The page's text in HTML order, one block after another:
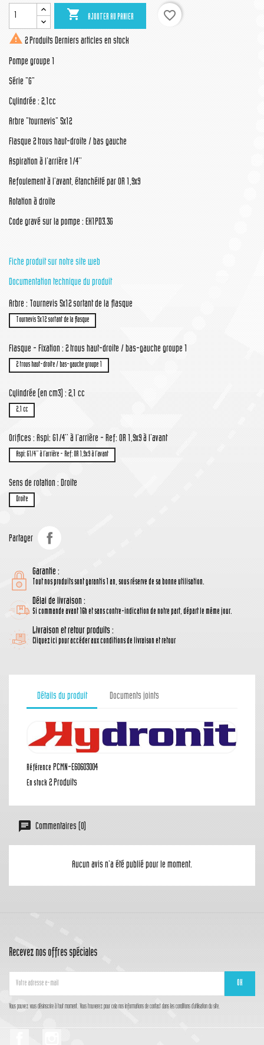
 AJOUTER AU PANIER
favorite_border
 2 Produits Derniers articles en stock
Pompe groupe 1
Série "G"
Cylindrée : 2,1cc
Arbre "tournevis" 5x12
Flasque 2 trous haut-droite / bas gauche
Aspiration à l'arrière 1/4''
Refoulement à l'avant, étanchéité par OR 1,9x9
Rotation à droite
Code gravé sur la pompe : EK1PD3.3G
Fiche produit sur notre site web
Documentation technique du produit
Arbre : Tournevis 5x12 sortant de la flasque
Tournevis 5x12 sortant de la flasque
Flasque - Fixation : 2 trous haut-droite / bas-gauche groupe 1
2 trous haut-droite / bas-gauche groupe 1
Cylindrée (en cm3) : 2,1 cc
2,1 cc
Orifices : Aspi: G1/4'' à l'arrière - Ref: OR 1,9x9 à l'avant
Aspi: G1/4'' à l'arrière - Ref: OR 1,9x9 à l'avant
Sens de rotation : Droite
Droite
Partager
Garantie :
Tout nos produits sont garantis 1 an, sous réserve de sa bonne utilisation.
Délai de livraison :
Si commande avant 16h et sans contre-indication de notre part, départ le même jour.
Livraison et retour produits :
Cliquez ici pour accéder aux conditions de livraison et retour
Détails du produit Documents joints
Référence PCMN-E60603004
En stock2 Produits
Commentaires (0)
Aucun avis n'a été publié pour le moment.
Recevez nos offres spéciales
Vous pouvez vous désinscrire à tout moment. Vous trouverez pour cela nos informations de contact dans les conditions d'utilisation du site.